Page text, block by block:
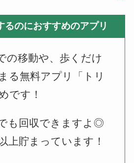
るのにおすすめのアプリ
の移動や、歩くだけ
る無料アプリ「トリ
です！
も回収できますよ◎
上貯まっています！